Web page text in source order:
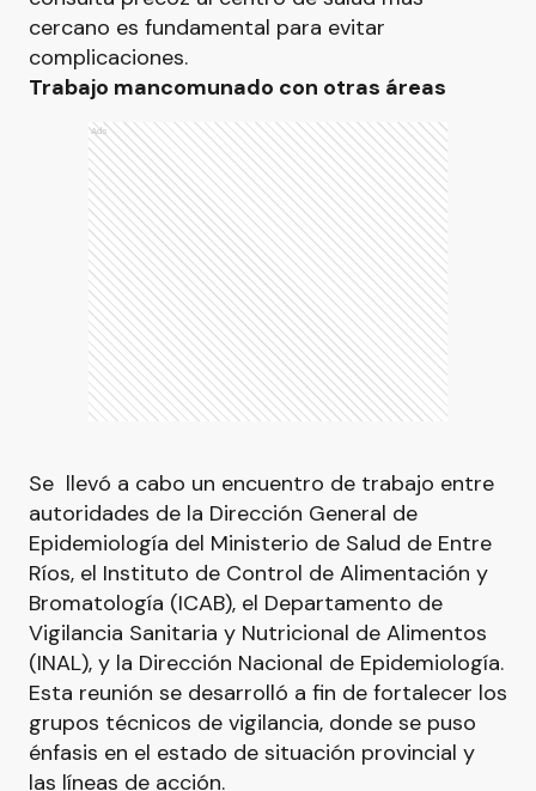
cercano es fundamental para evitar
complicaciones.
Trabajo mancomunado con otras áreas
Ads
Se llevó a cabo un encuentro de trabajo entre
autoridades de la Dirección General de
Epidemiología del Ministerio de Salud de Entre
Ríos, el Instituto de Control de Alimentación y
Bromatología (ICAB), el Departamento de
Vigilancia Sanitaria y Nutricional de Alimentos
(INAL), y la Dirección Nacional de Epidemiología.
Esta reunión se desarrolló a fin de fortalecer los
grupos técnicos de vigilancia, donde se puso
énfasis en el estado de situación provincial y
las líneas de acción.